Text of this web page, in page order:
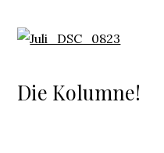
Die Kolumne!